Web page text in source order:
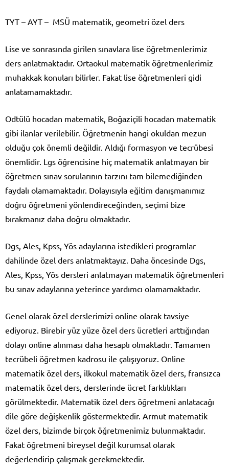
TYT – AYT – MSÜ matematik, geometri özel ders
Lise ve sonrasında girilen sınavlara lise öğretmenlerimiz
ders anlatmaktadır. Ortaokul matematik öğretmenlerimiz
muhakkak konuları bilirler. Fakat lise öğretmenleri gidi
anlatamamaktadır.
Odtülü hocadan matematik, Boğaziçili hocadan matematik
gibi ilanlar verilebilir. Öğretmenin hangi okuldan mezun
olduğu çok önemli değildir. Aldığı formasyon ve tecrübesi
önemlidir. Lgs öğrencisine hiç matematik anlatmayan bir
öğretmen sınav sorularının tarzını tam bilemediğinden
faydalı olamamaktadır. Dolayısıyla eğitim danışmanımız
doğru öğretmeni yönlendireceğinden, seçimi bize
bırakmanız daha doğru olmaktadır.
Dgs, Ales, Kpss, Yös adaylarına istedikleri programlar
dahilinde özel ders anlatmaktayız. Daha öncesinde Dgs,
Ales, Kpss, Yös dersleri anlatmayan matematik öğretmenleri
bu sınav adaylarına yeterince yardımcı olamamaktadır.
Genel olarak özel derslerimizi online olarak tavsiye
ediyoruz. Birebir yüz yüze özel ders ücretleri arttığından
dolayı online alınması daha hesaplı olmaktadır. Tamamen
tecrübeli öğretmen kadrosu ile çalışıyoruz. Online
matematik özel ders, ilkokul matematik özel ders, fransızca
matematik özel ders, derslerinde ücret farklılıkları
görülmektedir. Matematik özel ders öğretmeni anlatacağı
dile göre değişkenlik göstermektedir. Armut matematik
özel ders, bizimde birçok öğretmenimiz bulunmaktadır.
Fakat öğretmeni bireysel değil kurumsal olarak
değerlendirip çalışmak gerekmektedir.